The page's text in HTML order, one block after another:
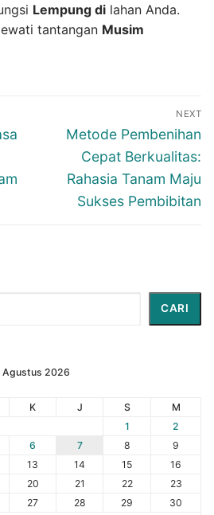
Lempung di lahan Anda.
tantangan Musim
NEXT
Next
post:
Metode Pembenihan
Cepat Berkualitas:
Rahasia Tanam Maju
Sukses Pembibitan
CARI
Agustus 2026
K J S
M
1
2
6 7 8
9
13 14 15
16
20 21 22
23
27 28 29
30